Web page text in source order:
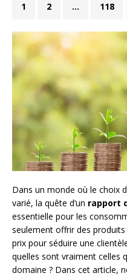
1 2 … 118
Dans un monde où le choix
varié, la quête d’un rapport
essentielle pour les
seulement offrir des
prix pour séduire une
quelles sont vraiment celles
domaine ? Dans cet article,